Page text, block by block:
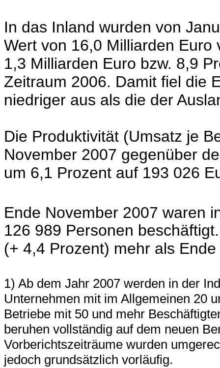
In das Inland wurden von
Wert von 16,0 Milliarden Euro
1,3 Milliarden Euro bzw. 8,9
Zeitraum 2006. Damit fiel die
niedriger aus als die der
Die Produktivität (Umsatz je
November 2007 gegenüber
um 6,1 Prozent auf 193 026
Ende November 2007 waren
126 989 Personen
(+ 4,4 Prozent) mehr als
1) Ab dem Jahr 2007 werden in der
Unternehmen mit im Allgemeinen 20
Betriebe mit 50 und mehr
beruhen vollständig auf dem neuen
Vorberichtszeiträume wurden
jedoch grundsätzlich vorläufig.